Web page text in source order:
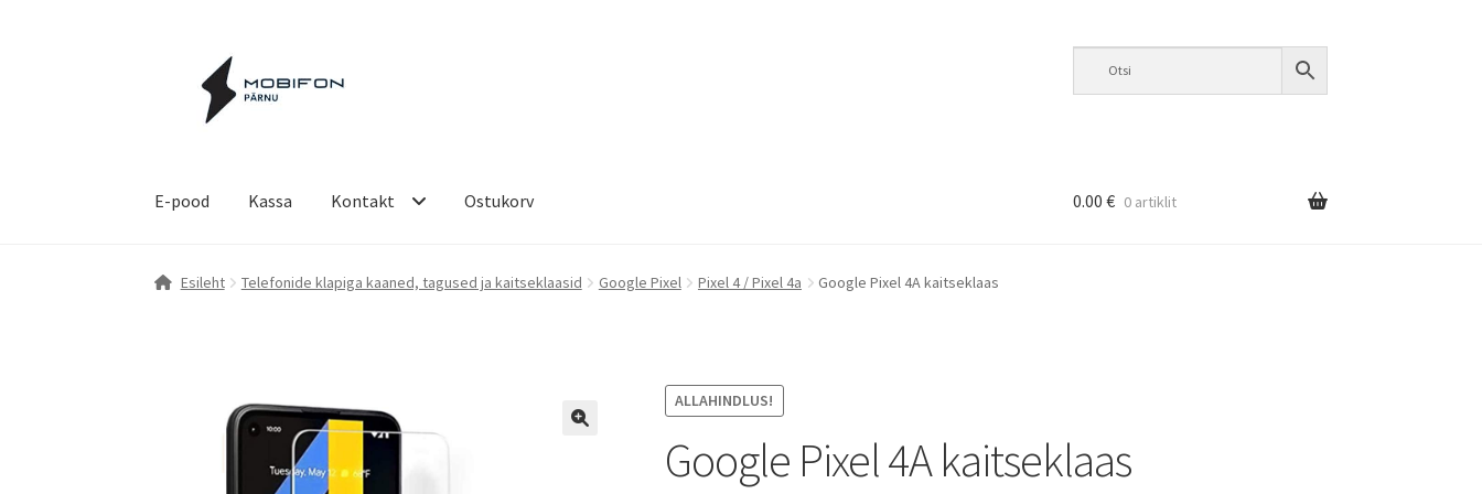
navigeerimisele
E-pood Kassa Kontakt Ostukorv
Esileht Kassa Kontakt Küpsiste poliitika Ostukorv Sooduspakkumised
0.00 € 0 artiklit
Esileht Telefonide klapiga kaaned, tagused ja kaitseklaasid Google Pixel Pixel 4 / Pixel 4a Google Pixel 4A kaitseklaas
ALLAHINDLUS!
Google Pixel 4A kaitseklaas